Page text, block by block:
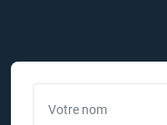
Votre nom